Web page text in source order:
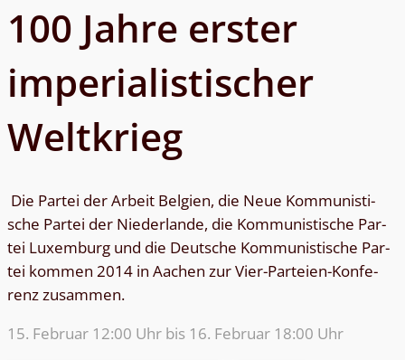
100 Jahre ers­ter
impe­ria­lis­ti­scher
Weltkrieg
Die Par­tei der Ar­beit Bel­gi­en, die Neue Kom­mu­nis­ti­
sche Par­tei der Nie­der­lan­de, die Kom­mu­nis­ti­sche Par­
tei Lu­xem­burg und die Deut­sche Kom­mu­nis­ti­sche Par­
tei kom­men 2014 in Aa­chen zur Vier-Par­­tei­en-Kon­­­fe­­
renz zusammen.
15. Februar 12:00 Uhr bis 16. Februar 18:00 Uhr